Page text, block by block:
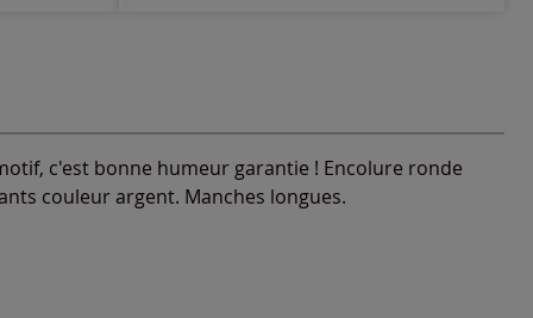
c'est bonne humeur garantie ! Encolure ronde
couleur argent. Manches longues.